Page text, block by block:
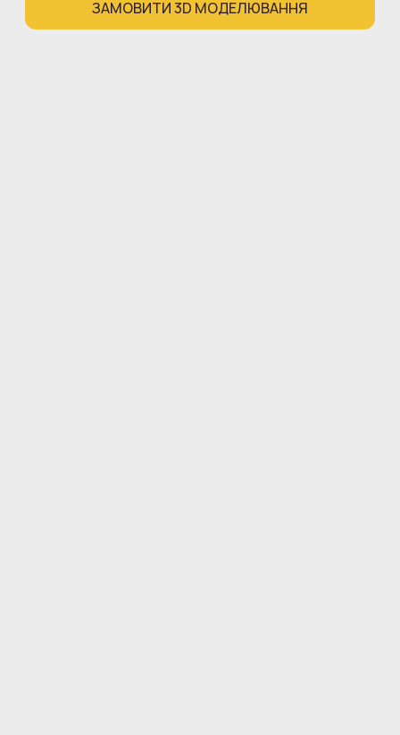
ЗАМОВИТИ 3D МОДЕЛЮВАННЯ